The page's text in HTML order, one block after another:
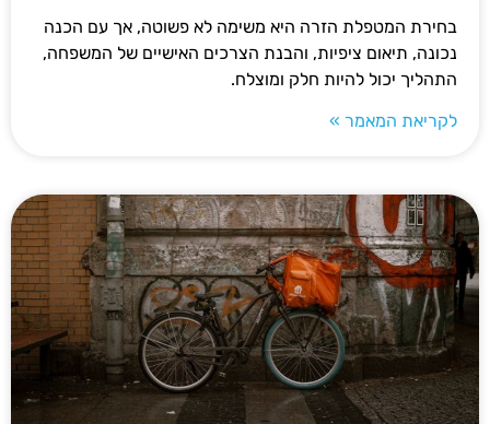
בחירת המטפלת הזרה היא משימה לא פשוטה, אך עם הכנה
נכונה, תיאום ציפיות, והבנת הצרכים האישיים של המשפחה,
התהליך יכול להיות חלק ומוצלח.
לקריאת המאמר »